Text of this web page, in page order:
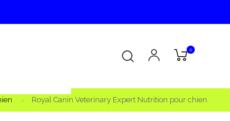
0
Royal Canin Veterinary Expert Nutrition pour chien